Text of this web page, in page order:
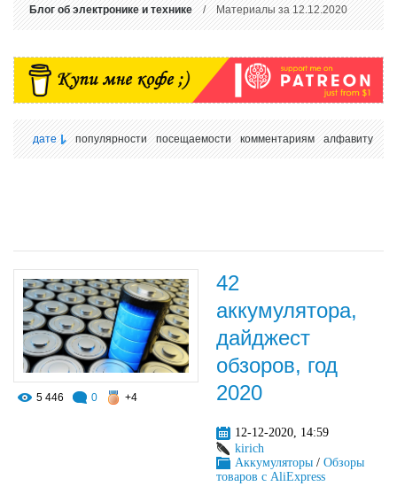
Блог об электронике и технике/ Материалы за 12.12.2020
дате популярности посещаемости комментариям алфавиту
5 446 0 +4
42
аккумулятора,
дайджест
обзоров, год
2020
12-12-2020, 14:59
kirich
Аккумуляторы / Обзоры
товаров с AliExpress